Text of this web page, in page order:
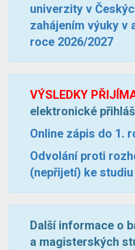
univerzity v
zahájením výuky v
roce 2026/2027
VÝSLEDKY
elektronické
Online zápis do 1.
Odvolání proti
(nepřijetí) ke studiu
Další informace o
a magisterských